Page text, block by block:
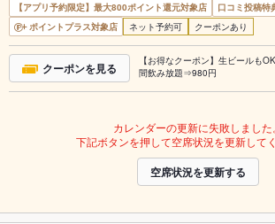
【アプリ予約限定】最大800ポイント還元対象店
口コミ投稿特
ポイントプラス対象店
ネット予約可 クーポンあり
クーポンを見る
【お得なクーポン】生ビールも
間飲み放題⇒980円
カレンダーの更新に失敗しました。
下記ボタンを押して空席状況を更新してく
空席状況を更新する